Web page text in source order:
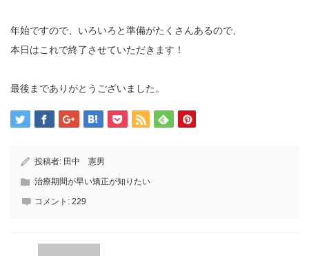
年始ですので、いろいろと準備がたくさんあるので、
本日はこれで終了させていただきます！
最後までありがとうございました。
投稿者: 田中 憲男
治療期間が早い矯正が知りたい
コメント: 229